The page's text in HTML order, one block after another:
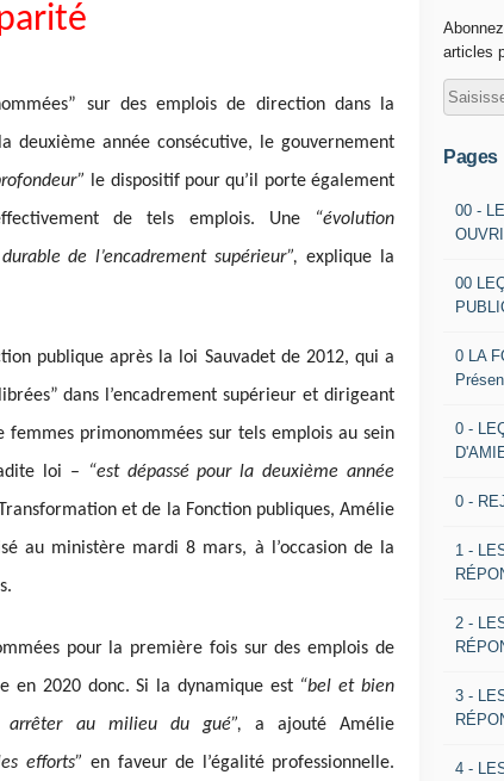
sur des emplois de direction dans la
deuxième année consécutive, le gouvernement
le dispositif pour qu’il porte également
de tels emplois. Une
“évolution
de l’encadrement supérieur”,explique la
publique après la loi Sauvadet de 2012, qui a
dans l’encadrement supérieur et dirigeant
femmes primonommées sur tels emplois au sein
loi – “est dépassé pour la deuxième année
et de la Fonction publiques, Amélie
au ministère mardi 8 mars, à l’occasion de la
pour la première fois sur des emplois de
en 2020 donc. Si la dynamique est “bel et bien
arrêter au milieu du gué”, a ajouté Amélie
efforts” en faveur de l’égalité professionnelle.
articles
Pages
00 -
00
0 LA
0 -
0 -
1 -
2 -
3 -
4 -